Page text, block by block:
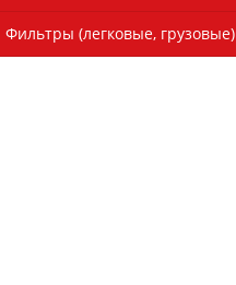
Фильтры (легковые, грузовые)